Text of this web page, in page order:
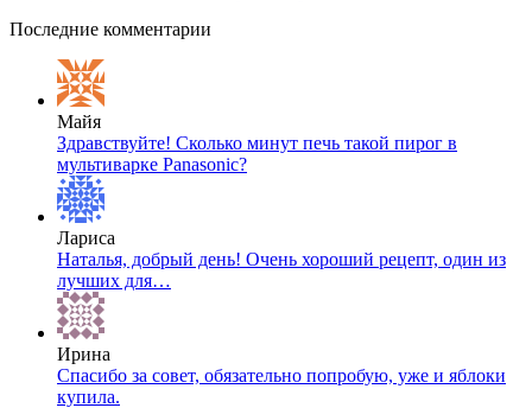
Последние комментарии
Майя
Здравствуйте! Сколько минут печь такой пирог в
мультиварке Panasonic?
Лариса
Наталья, добрый день! Очень хороший рецепт, один из
лучших для…
Ирина
Спасибо за совет, обязательно попробую, уже и яблоки
купила.